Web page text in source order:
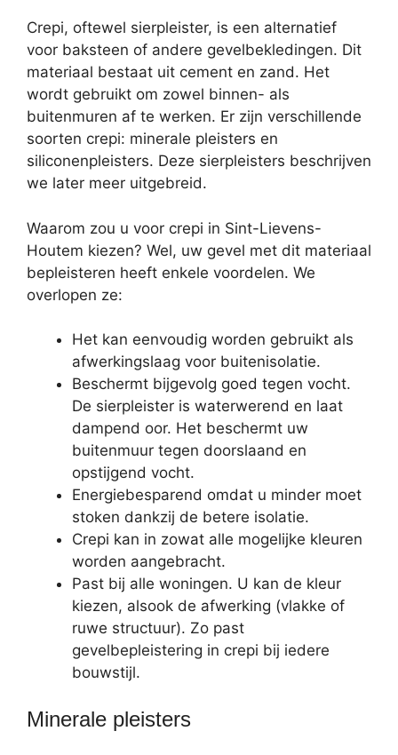
Crepi, oftewel sierpleister, is een alternatief
voor baksteen of andere gevelbekledingen. Dit
materiaal bestaat uit cement en zand. Het
wordt gebruikt om zowel binnen- als
buitenmuren af te werken. Er zijn verschillende
soorten crepi: minerale pleisters en
siliconenpleisters. Deze sierpleisters beschrijven
we later meer uitgebreid.
Waarom zou u voor crepi in Sint-Lievens-
Houtem kiezen? Wel, uw gevel met dit materiaal
bepleisteren heeft enkele voordelen. We
overlopen ze:
Het kan eenvoudig worden gebruikt als
afwerkingslaag voor buitenisolatie.
Beschermt bijgevolg goed tegen vocht.
De sierpleister is waterwerend en laat
dampend oor. Het beschermt uw
buitenmuur tegen doorslaand en
opstijgend vocht.
Energiebesparend omdat u minder moet
stoken dankzij de betere isolatie.
Crepi kan in zowat alle mogelijke kleuren
worden aangebracht.
Past bij alle woningen. U kan de kleur
kiezen, alsook de afwerking (vlakke of
ruwe structuur). Zo past
gevelbepleistering in crepi bij iedere
bouwstijl.
Minerale pleisters